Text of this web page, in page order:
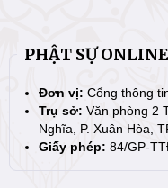
PHẬT SỰ ONLINE
Đơn vị: Cổng thông
Trụ sở: Văn phòng 2
Nghĩa, P. Xuân Hòa,
Giấy phép: 84/GP-